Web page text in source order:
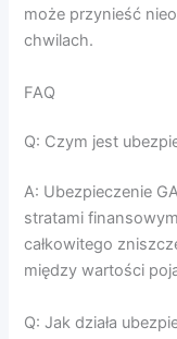
może przynieść
chwilach.
FAQ
Q: Czym jest
A: Ubezpieczenie
stratami
całkowitego
między wartości
Q: Jak działa